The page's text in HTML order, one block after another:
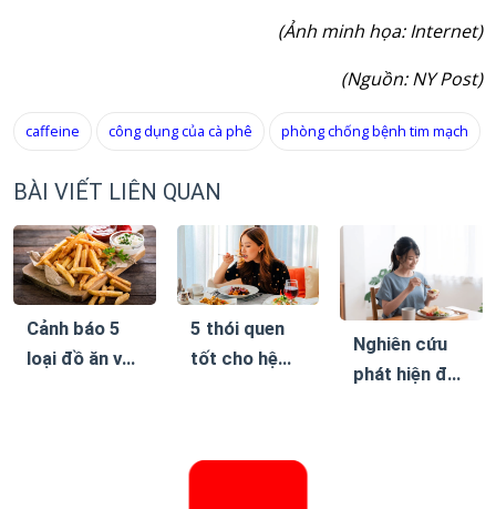
(Ảnh minh họa: Internet)
(Nguồn: NY Post)
caffeine công dụng của cà phê phòng chống bệnh tim mạch
BÀI VIẾT LIÊN QUAN
Cảnh báo 5
loại đồ ăn vặt
5 thói quen
tốt cho hệ
không cần ăn
Nghiên cứu
phát hiện đây